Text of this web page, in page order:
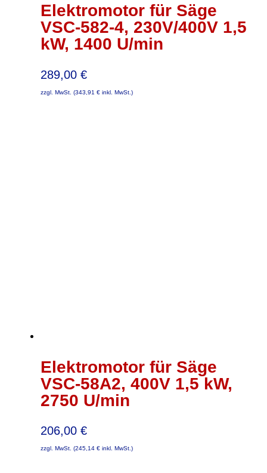
Elektromotor für Säge
VSC-582-4, 230V/400V 1,5
kW, 1400 U/min
289,00 €
zzgl. MwSt. (343,91 € inkl. MwSt.)
Elektromotor für Säge
VSC-58A2, 400V 1,5 kW,
2750 U/min
206,00 €
zzgl. MwSt. (245,14 € inkl. MwSt.)